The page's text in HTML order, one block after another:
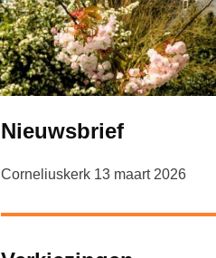
Nieuwsbrief
Corneliuskerk 13 maart 2026